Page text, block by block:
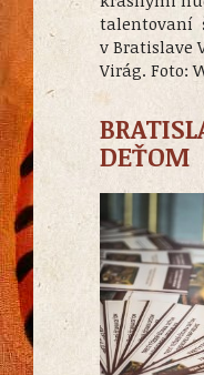
talentovaní
v Bratislave
Virág. Foto:
DEŤOM